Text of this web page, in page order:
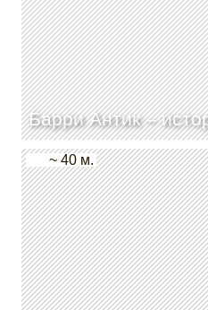
Барри Антик –
~ 40 м.